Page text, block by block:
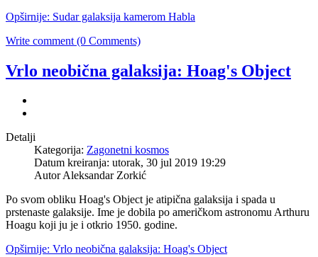
Opširnije: Sudar galaksija kamerom Habla
Write comment (0 Comments)
Vrlo neobična galaksija: Hoag's Object
Detalji
Kategorija: Zagonetni kosmos
Datum kreiranja: utorak, 30 jul 2019 19:29
Autor Aleksandar Zorkić
Po svom obliku Hoag's Object je atipična galaksija i spada u
prstenaste galaksije. Ime je dobila po američkom astronomu Arthuru
Hoagu koji ju je i otkrio 1950. godine.
Opširnije: Vrlo neobična galaksija: Hoag's Object